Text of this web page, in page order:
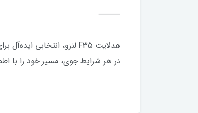
⸻
هدلایت F35 لنزو، انتخابی ایده‌آل برای رانندگانی است که به دنبال ترکیبی از زیبایی، قدرت و دوام هستند.
در هر شرایط جوی، مسیر خود را با